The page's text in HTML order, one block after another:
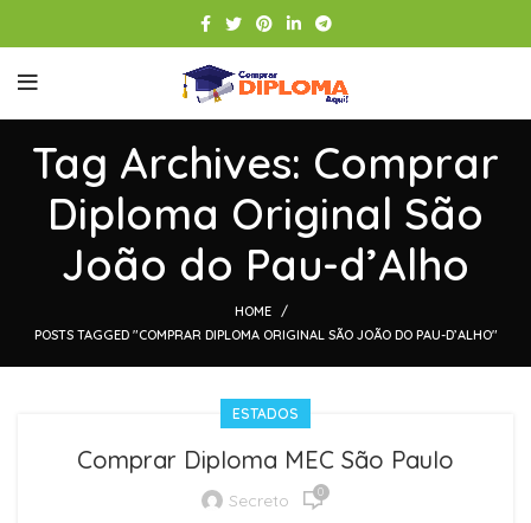
Tag Archives: Comprar
Diploma Original São
João do Pau-d’Alho
HOME
POSTS TAGGED "COMPRAR DIPLOMA ORIGINAL SÃO JOÃO DO PAU-D’ALHO"
ESTADOS
Comprar Diploma MEC São Paulo
Secreto 0